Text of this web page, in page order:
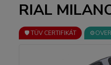
RIAL
🛡️ TÜV CERTIFIKÁT